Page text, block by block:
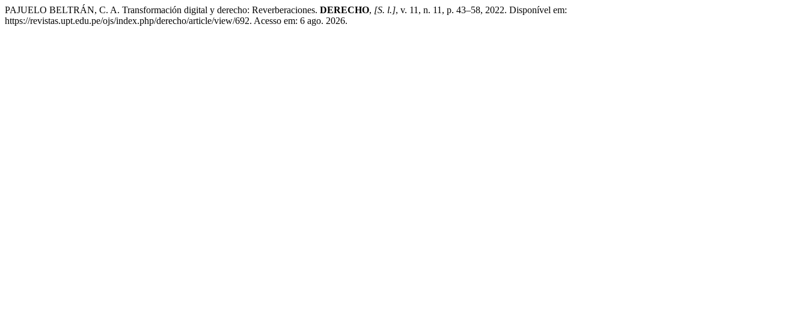
PAJUELO BELTRÁN, C. A. Transformación digital y derecho: Reverberaciones. DERECHO, [S. l.], v. 11, n. 11, p. 43–58, 2022. Disponível em:
https://revistas.upt.edu.pe/ojs/index.php/derecho/article/view/692. Acesso em: 6 ago. 2026.